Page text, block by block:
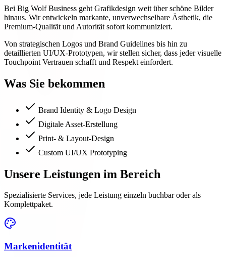
Bei Big Wolf Business geht Grafikdesign weit über schöne Bilder
hinaus. Wir entwickeln markante, unverwechselbare Ästhetik, die
Premium-Qualität und Autorität sofort kommuniziert.
Von strategischen Logos und Brand Guidelines bis hin zu
detaillierten UI/UX-Prototypen, wir stellen sicher, dass jeder visuelle
Touchpoint Vertrauen schafft und Respekt einfordert.
Was Sie bekommen
Brand Identity & Logo Design
Digitale Asset-Erstellung
Print- & Layout-Design
Custom UI/UX Prototyping
Unsere Leistungen im Bereich
Spezialisierte Services, jede Leistung einzeln buchbar oder als
Komplettpaket.
Markenidentität